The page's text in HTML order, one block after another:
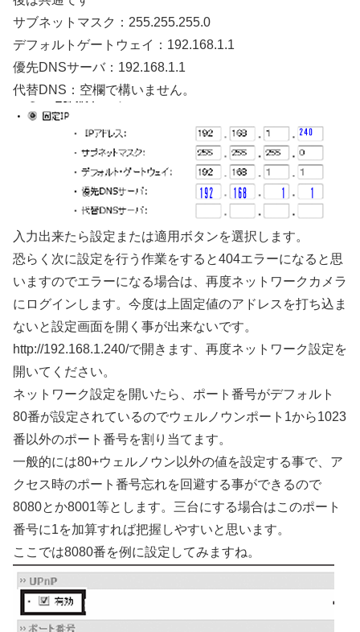
サブネットマスク：255.255.255.0
デフォルトゲートウェイ：192.168.1.1
優先DNSサーバ：192.168.1.1
代替DNS：空欄で構いません。
入力出来たら設定または適用ボタンを選択します。
恐らく次に設定を行う作業をすると404エラーになると思
いますのでエラーになる場合は、再度ネットワークカメラ
にログインします。今度は上固定値のアドレスを打ち込ま
ないと設定画面を開く事が出来ないです。
http://192.168.1.240/で開きます、再度ネットワーク設定を
開いてください。
ネットワーク設定を開いたら、ポート番号がデフォルト
80番が設定されているのでウェルノウンポート1から1023
番以外のポート番号を割り当てます。
一般的には80+ウェルノウン以外の値を設定する事で、ア
クセス時のポート番号忘れを回避する事ができるので
8080とか8001等とします。三台にする場合はこのポート
番号に1を加算すれば把握しやすいと思います。
ここでは8080番を例に設定してみますね。